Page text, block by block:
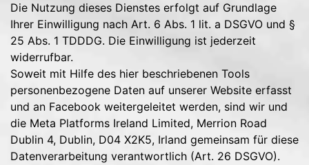
Die Nutzung dieses Dienstes erfolgt auf Grundlage
Ihrer Einwilligung nach Art. 6 Abs. 1 lit. a DSGVO und §
25 Abs. 1 TDDDG. Die Einwilligung ist jederzeit
widerrufbar.
Soweit mit Hilfe des hier beschriebenen Tools
personenbezogene Daten auf unserer Website erfasst
und an Facebook weitergeleitet werden, sind wir und
die Meta Platforms Ireland Limited, Merrion Road
Dublin 4, Dublin, D04 X2K5, Irland gemeinsam für diese
Datenverarbeitung verantwortlich (Art. 26 DSGVO).